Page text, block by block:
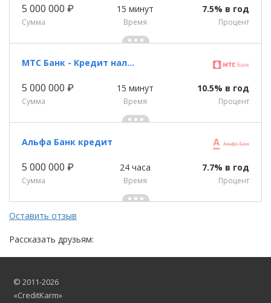
5 000 000 ₽
Сумма
15 минут
Время
7.5% в год
Процент
МТС Банк - Кредит наличными
5 000 000 ₽
Сумма
15 минут
Время
10.5% в год
Процент
Альфа Банк кредит
5 000 000 ₽
Сумма
24 часа
Время
7.7% в год
Процент
Оставить отзыв
Рассказать друзьям:
© 2011-2026
«CreditKarm»